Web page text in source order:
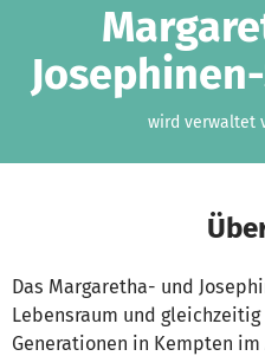
wird verwaltet
Das Margaretha- und
Lebensraum und
Generationen in Kempten